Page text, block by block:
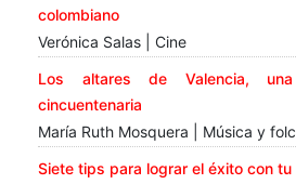
colombiano
Verónica Salas | Cine
Los altares de Valencia,
cincuentenaria
María Ruth Mosquera | Música y
Siete tips para lograr el éxito con tu